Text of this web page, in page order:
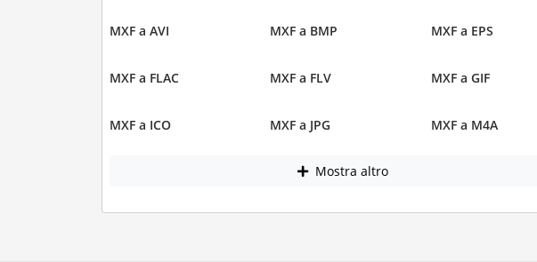
MXF a AVI MXF a BMP MXF a EPS
MXF a FLAC MXF a FLV MXF a GIF
MXF a ICO MXF a JPG MXF a M4A
Mostra altro